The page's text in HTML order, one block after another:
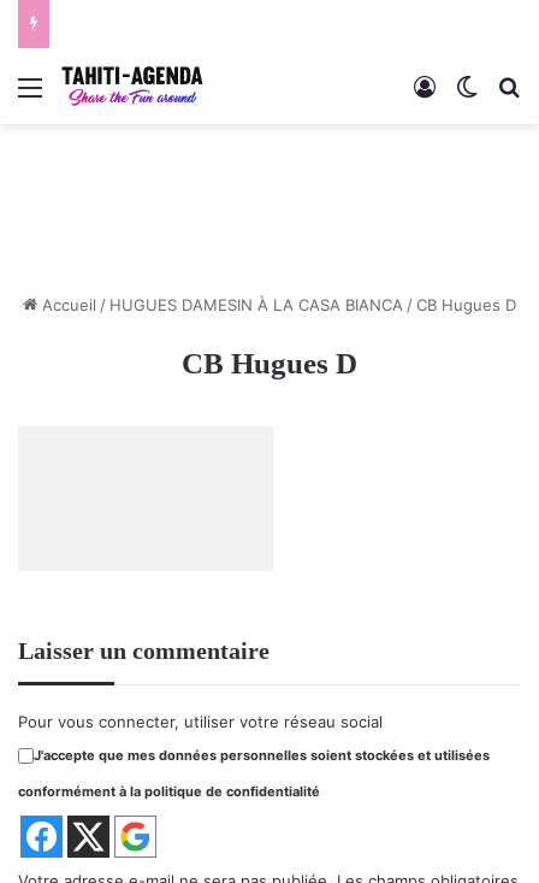
Menu Connexion
Accueil / HUGUES DAMESIN À LA CASA BIANCA /CB Hugues D
CB Hugues D
Laisser un commentaire
Pour vous connecter, utiliser votre réseau social
J'accepte que mes données personnelles soient stockées et utilisées
conformément à la politique de confidentialité